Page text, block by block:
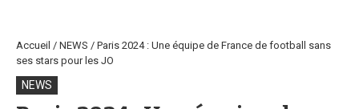
Accueil / NEWS / Paris 2024 : Une équipe de France de football sans
ses stars pour les JO
NEWS